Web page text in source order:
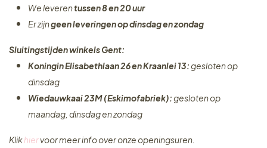
We leverentussen 8 en 20 uur
Er zijngeen leveringenop dinsdag en zondag
Sluitingstijden winkels Gent:
Koningin Elisabethlaan 26 en Kraanlei 13:gesloten op
dinsdag
Wiedauwkaai 23M (Eskimofabriek):gesloten op
maandag, dinsdag en zondag
Klikhiervoor meer info over onze openingsuren.